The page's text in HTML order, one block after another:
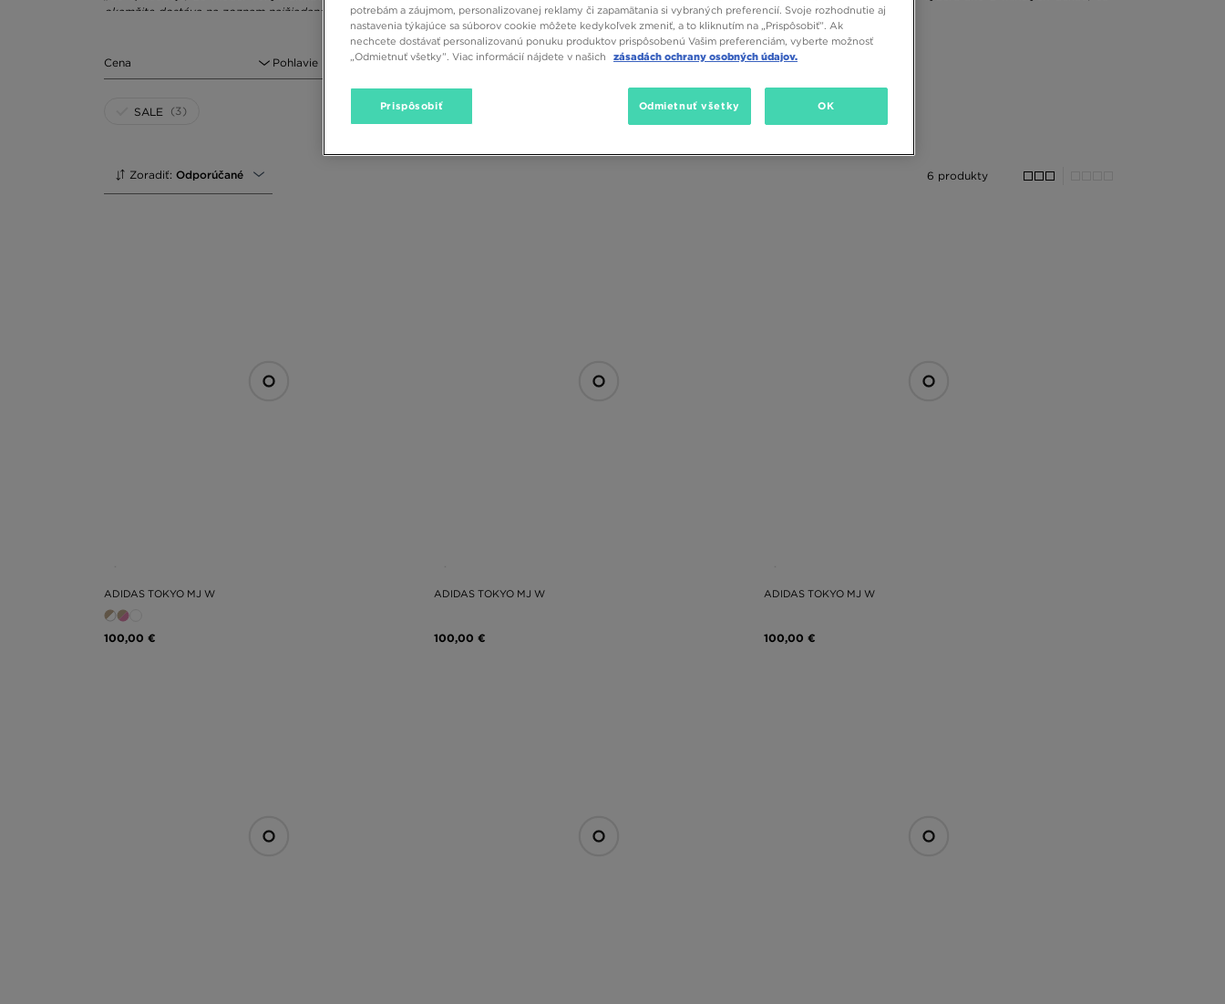
okamžite dostáva na zoznam najžiadanejších kúskov.“ – Elle Poland
Cena Pohlavie Veľkosť Farba
SALE (3)
Zoradiť: Odporúčané 6 produkty
ADIDAS TOKYO MJ W
100,00 €
ADIDAS TOKYO MJ W
100,00 €
ADIDAS TOKYO MJ W
100,00 €
potrebám a záujmom, personalizovanej reklamy či zapamätania si vybraných preferencií. Svoje rozhodnutie aj
nastavenia týkajúce sa súborov cookie môžete kedykoľvek zmeniť, a to kliknutím na „Prispôsobiť”. Ak
nechcete dostávať personalizovanú ponuku produktov prispôsobenú Vašim preferenciám, vyberte možnosť
„Odmietnuť všetky”. Viac informácií nájdete v našich
zásadách ochrany osobných údajov.
Prispôsobiť Odmietnuť všetky OK